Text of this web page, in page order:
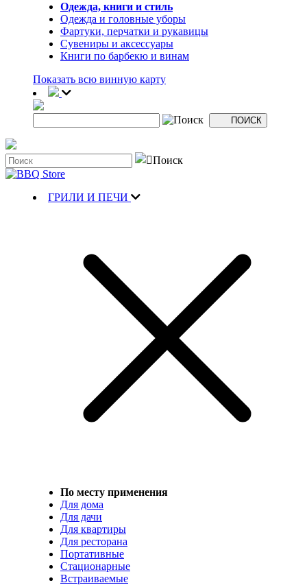
Одежда, книги и стиль
Одежда и головные уборы
Фартуки, перчатки и рукавицы
Сувениры и аксессуары
Книги по барбекю и винам
Показать всю винную карту
ГРИЛИ И ПЕЧИ
По месту применения
Для дома
Для дачи
Для квартиры
Для ресторана
Портативные
Стационарные
Встраиваемые